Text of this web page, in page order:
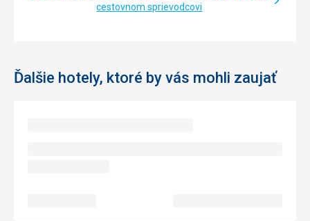
cestovnom sprievodcovi
Ďalšie hotely, ktoré by vás mohli zaujať